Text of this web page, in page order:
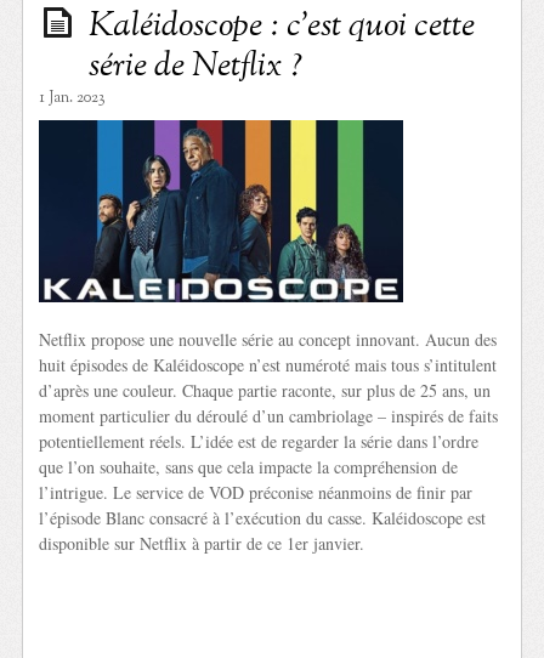
Kaléidoscope : c’est quoi cette
série de Netflix ?
1 Jan. 2023
Netflix propose une nouvelle série au concept innovant. Aucun des
huit épisodes de Kaléidoscope n’est numéroté mais tous s’intitulent
d’après une couleur. Chaque partie raconte, sur plus de 25 ans, un
moment particulier du déroulé d’un cambriolage – inspirés de faits
potentiellement réels. L’idée est de regarder la série dans l’ordre
que l’on souhaite, sans que cela impacte la compréhension de
l’intrigue. Le service de VOD préconise néanmoins de finir par
l’épisode Blanc consacré à l’exécution du casse. Kaléidoscope est
disponible sur Netflix à partir de ce 1er janvier.